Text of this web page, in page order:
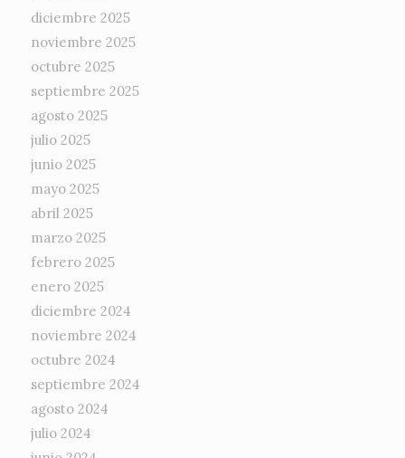
diciembre 2025
noviembre 2025
octubre 2025
septiembre 2025
agosto 2025
julio 2025
junio 2025
mayo 2025
abril 2025
marzo 2025
febrero 2025
enero 2025
diciembre 2024
noviembre 2024
octubre 2024
septiembre 2024
agosto 2024
julio 2024